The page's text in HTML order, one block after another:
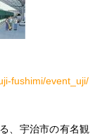
fushimi/event_uji/
、宇治市の有名観